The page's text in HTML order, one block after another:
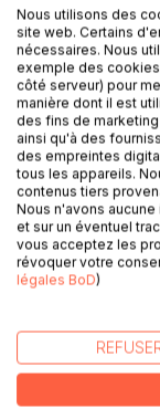
Laisser un avis
DESCRIPTION
Après "Achille le
effraie",
petites histoires,
plage alors
Koala", l'histoire
n'avait pas de
les bouts de
Nous utilisons des
site web. Certains
nécessaires. Nous
exemple des
côté serveur) pour
manière dont il est
des fins de
ainsi qu'à des
des empreintes
tous les appareils.
contenus tiers
Nous n'avons
et sur un éventuel
vous acceptez les
révoquer votre
légales BoD)